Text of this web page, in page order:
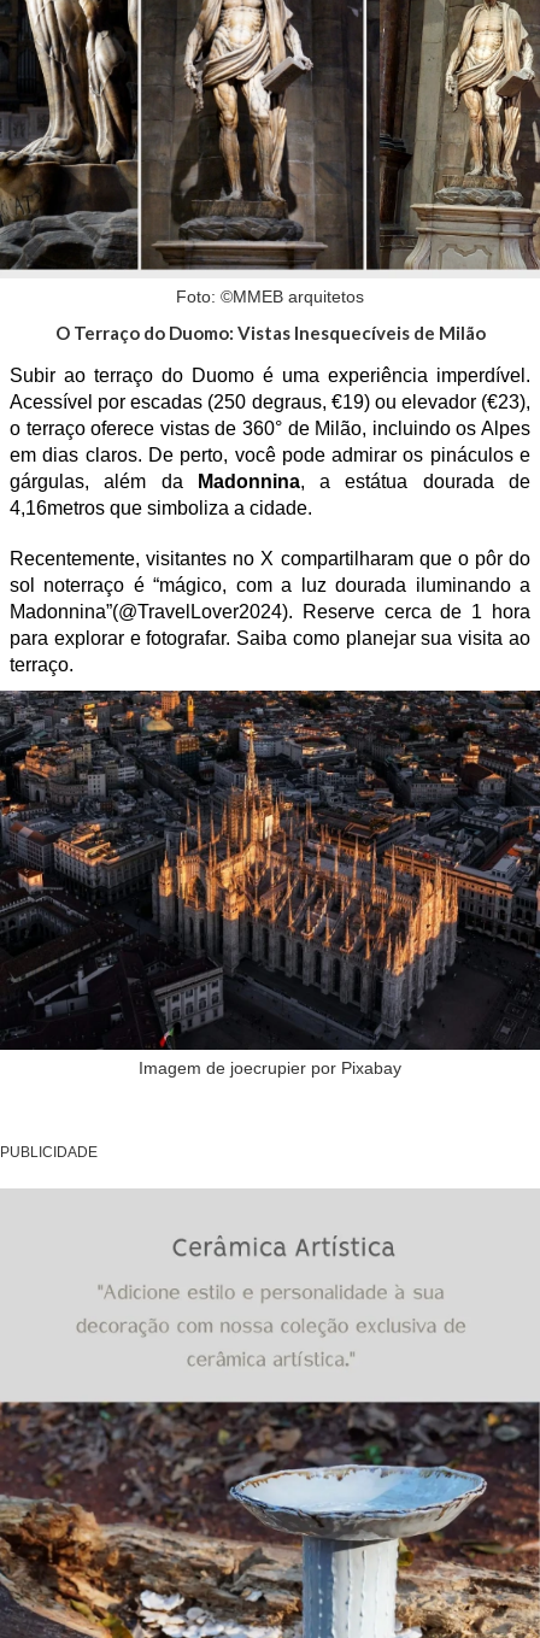
Foto: ©MMEB arquitetos
O Terraço do Duomo: Vistas Inesquecíveis de Milão
Subir ao terraço do Duomo é uma experiência imperdível.
Acessível por escadas (250 degraus, €19) ou elevador (€23),
o terraço oferece vistas de 360° de Milão, incluindo os Alpes
em dias claros. De perto, você pode admirar os pináculos e
gárgulas, além da
Madonnina, a estátua dourada de
4,16metros que simboliza a cidade.
Recentemente, visitantes no X compartilharam que o pôr do
sol noterraço é “mágico, com a luz dourada iluminando a
Madonnina”(@TravelLover2024). Reserve cerca de 1 hora
para explorar e fotografar. Saiba como planejar sua visita ao
terraço.
Imagem de joecrupier por Pixabay
PUBLICIDADE